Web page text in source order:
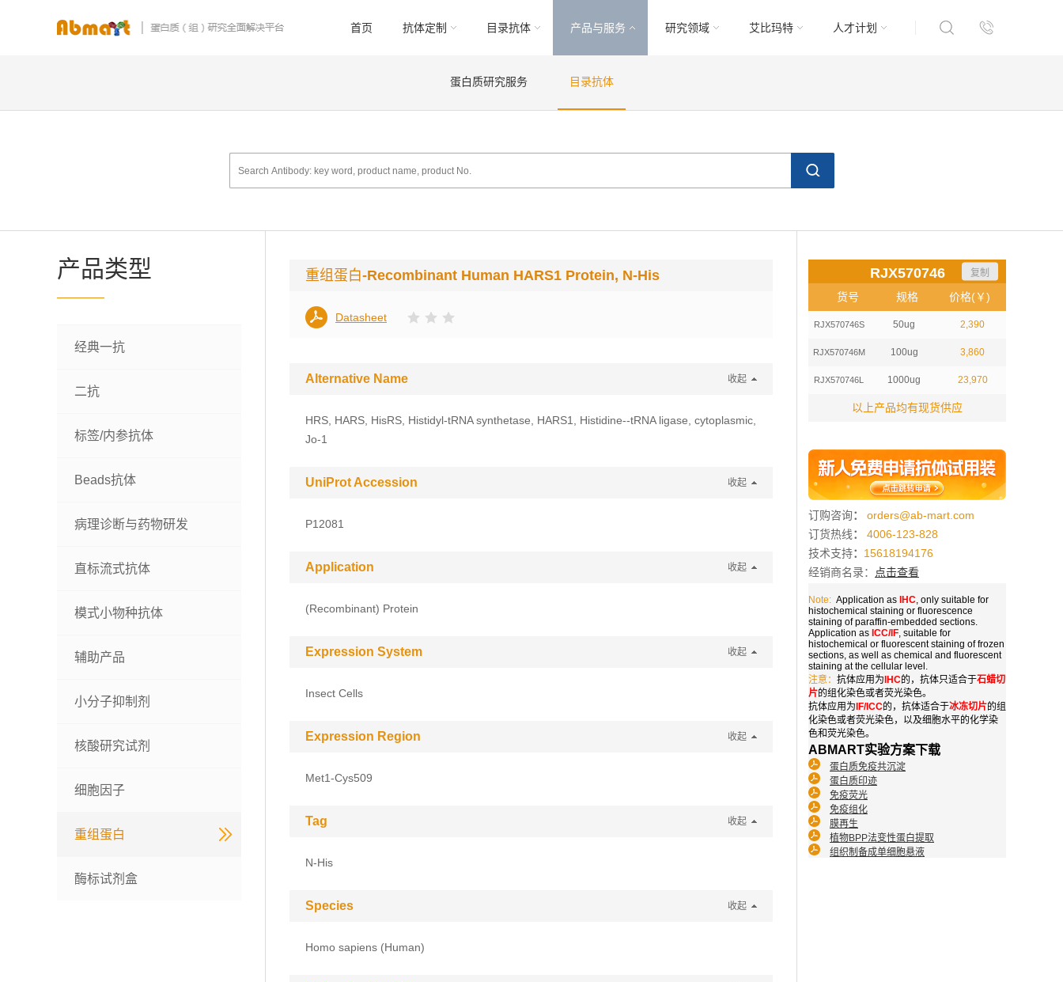
首页 抗体定制 目录抗体 产品与服务 研究领域 艾比玛特 人才计划
蛋白质研究服务 目录抗体
产品类型
经典一抗
二抗
标签/内参抗体
Beads抗体
病理诊断与药物研发
直标流式抗体
模式小物种抗体
辅助产品
小分子抑制剂
核酸研究试剂
细胞因子
重组蛋白
酶标试剂盒
RJX570746 复制
货号 规格 价格(￥)
RJX570746S 50ug 2,390
RJX570746M 100ug 3,860
RJX570746L 1000ug 23,970
以上产品均有现货供应
订购咨询：
orders@ab-mart.com
订货热线：
4006-123-828
技术支持： 15618194176
经销商名录：
点击查看
Note: Application as IHC, only suitable for
histochemical staining or fluorescence
staining of paraffin-embedded sections.
Application as ICC/IF, suitable for
histochemical or fluorescent staining of frozen
sections, as well as chemical and fluorescent
staining at the cellular level.
注意： 抗体应用为 IHC的，抗体只适合于石蜡切
片的组化染色或者荧光染色。
抗体应用为 IF/ICC的，抗体适合于冰冻切片的组
化染色或者荧光染色，以及细胞水平的化学染
色和荧光染色。
ABMART实验方案下载
蛋白质免疫共沉淀
蛋白质印迹
免疫荧光
免疫组化
膜再生
植物BPP法变性蛋白提取
组织制备成单细胞悬液
重组蛋白-Recombinant Human HARS1 Protein, N-His
Datasheet
Alternative Name 收起
HRS, HARS, HisRS, Histidyl-tRNA synthetase, HARS1, Histidine--tRNA ligase, cytoplasmic,
Jo-1
UniProt Accession 收起
P12081
Application 收起
(Recombinant) Protein
Expression System 收起
Insect Cells
Expression Region 收起
Met1-Cys509
Tag 收起
N-His
Species 收起
Homo sapiens (Human)